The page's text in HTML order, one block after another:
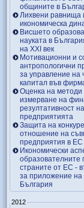
общините в
Лихвени равнища
икономическа
Висшето
науката в
на ХХІ век
Мотивационни и
антропологични
за управление на
капитал във
Оценка на методи
измерване на
резултативност на
предприятията
Защита на
отношение на
предприятия в ЕС
Икономически
образователните
страните от ЕС -
за приложение на
България
2012